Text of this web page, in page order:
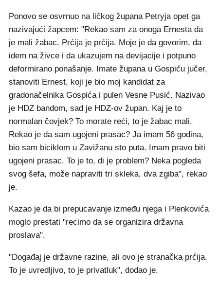
Ponovo se osvrnuo na ličkog župana Petryja opet ga
nazivajući žapcem: "Rekao sam za onoga Ernesta da
je mali žabac. Prćija je prćija. Moje je da govorim, da
idem na živce i da ukazujem na devijacije i potpuno
deformirano ponašanje. Imate župana u Gospiću jučer,
stanoviti Ernest, koji je bio moj kandidat za
gradonačelnika Gospića i pulen Vesne Pusić. Nazivao
je HDZ bandom, sad je HDZ-ov župan. Kaj je to
normalan čovjek? To morate reći, to je žabac mali.
Rekao je da sam ugojeni prasac? Ja imam 56 godina,
bio sam biciklom u Zavižanu sto puta. Imam pravo biti
ugojeni prasac. To je to, di je problem? Neka pogleda
svog šefa, može napraviti tri skleka, dva zgiba", rekao
je.
Kazao je da bi prepucavanje između njega i Plenkovića
moglo prestati "recimo da se organizira državna
proslava".
"Događaj je državne razine, ali ovo je stranačka prćija.
To je uvredljivo, to je privatluk", dodao je.